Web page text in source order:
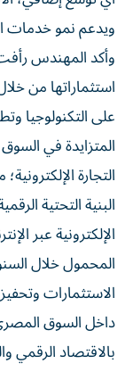
ويدعم نمو خدمات
وأكد المهندس
استثماراتها من
على التكنولوجيا
المتزايدة في
التجارة
البنية التحتية
الإلكترونية عبر
المحمول خلال
الاستثمارات
داخل السوق
بالاقتصاد الرقمي